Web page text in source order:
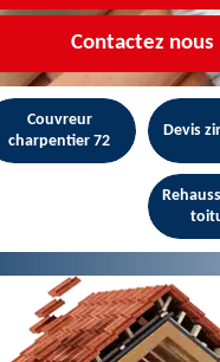
Contactez nous
Couvreur
charpentier 72
Devis